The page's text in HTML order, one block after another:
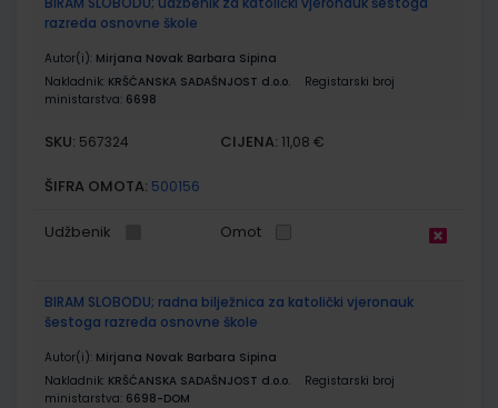
razreda osnovne škole
Autor(i): Mirjana Novak Barbara Sipina
Nakladnik: KRŠĆANSKA SADAŠNJOST d.o.o.
Registarski broj
ministarstva: 6698
SKU: 567324 CIJENA: 11,08 €
ŠIFRA OMOTA: 500156
Udžbenik Omot
BIRAM SLOBODU; radna bilježnica za katolički vjeronauk
šestoga razreda osnovne škole
Autor(i): Mirjana Novak Barbara Sipina
Nakladnik: KRŠĆANSKA SADAŠNJOST d.o.o.
Registarski broj
ministarstva: 6698-DOM